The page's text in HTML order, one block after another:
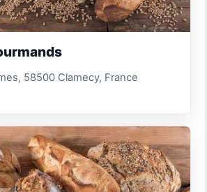
58500 Clamecy, France